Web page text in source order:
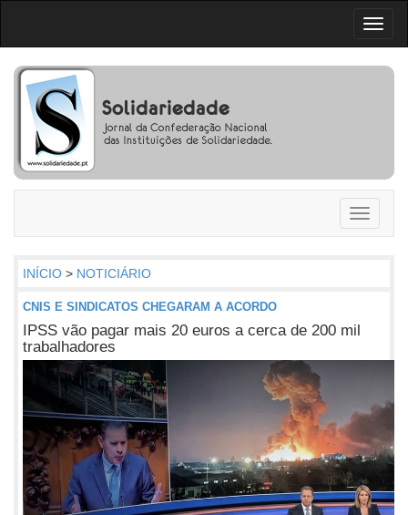
Toggle
INÍCIO > NOTICIÁRIO
CNIS E SINDICATOS CHEGARAM A ACORDO
IPSS vão pagar mais 20 euros a cerca de 200 mil
trabalhadores